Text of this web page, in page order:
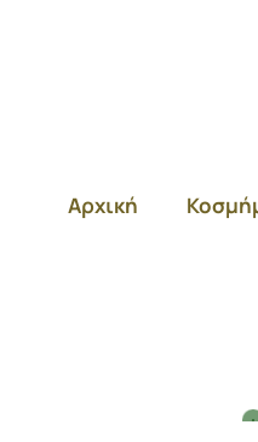
Αρχική